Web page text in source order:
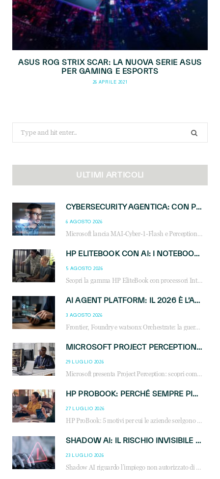
ASUS ROG STRIX SCAR: LA NUOVA SERIE ASUS
PER GAMING E ESPORTS
26 APRILE 2021
Search
for:
ULTIMI ARTICOLI
CYBERSECURITY AGENTICA: CON PERCEPTION E MAI-CYBER-1-FLASH MICROSOFT APRE NUOVI SERVIZI PER IL CANALE
6 AGOSTO 2026
Microsoft lancia MAI-Cyber-1-Flash e Perception: cybersecurity agentica in preview dal 3 novembre. Cosa cambia per MSP, system integrator e reseller.
HP ELITEBOOK CON AI: I NOTEBOOK BUSINESS INTELLIGENTI CHE TRASFORMANO PRODUTTIVITÀ, SICUREZZA E LAVORO IBRIDO
5 AGOSTO 2026
Scopri la gamma HP EliteBook con processori Intel® Core™ Ultra e AMD Ryzen™ AI. Notebook business progettati per aumentare la produttività, migliorare la collaborazione e garantire sicurezza avanzata in ufficio e in mobilità.
AI AGENT PLATFORM: IL 2026 È L’ANNO DEL «SISTEMA OPERATIVO» PER GLI AGENTI AZIENDALI
3 AGOSTO 2026
Frontier, Foundry e watsonx Orchestrate: la guerra delle piattaforme AI agent ridisegna il mercato IT. Cosa cambia per reseller, MSP e system integrator.
MICROSOFT PROJECT PERCEPTION: COME GLI AGENTI AI CAMBIERANNO SOC, CYBERSECURITY E SERVIZI MSP
29 LUGLIO 2026
Microsoft presenta Project Perception: scopri come gli agenti AI possono trasformare cybersecurity, SOC e servizi gestiti degli MSP.
HP PROBOOK: PERCHÉ SEMPRE PIÙ AZIENDE SCELGONO NOTEBOOK PROGETTATI PER IL LAVORO MODERNO
27 LUGLIO 2026
HP ProBook: 5 motivi per cui le aziende scelgono i notebook business HP per migliorare produttività, sicurezza e gestione dell’AI.
SHADOW AI: IL RISCHIO INVISIBILE CHE LE AZIENDE POSSONO GOVERNARE
23 LUGLIO 2026
Shadow AI riguardo l’impiego non autorizzato di sistemi AI all’interno dell’azienda. E’ una pratica che si diffonde a partire dai dipendenti fino ai dirigenti e mette a repentaglio la cybersecurity, con costi più elevati per le organizzazioni. Due recenti report illustrano il fenomeno e forniscono dati in merito